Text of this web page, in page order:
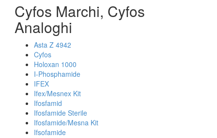
Cyfos Marchi, Cyfos
Analoghi
Asta Z 4942
Cyfos
Holoxan 1000
I-Phosphamide
IFEX
Ifex/Mesnex Kit
Ifosfamid
Ifosfamide Sterile
Ifosfamide/Mesna Kit
Ifsofamide